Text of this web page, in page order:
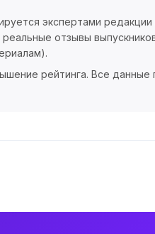
экспертами
отзывы
рейтинга. Все